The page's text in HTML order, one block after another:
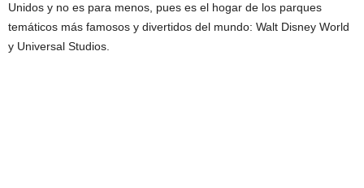
Unidos y no es para menos, pues es el hogar de los parques
temáticos más famosos y divertidos del mundo: Walt Disney World
y Universal Studios.